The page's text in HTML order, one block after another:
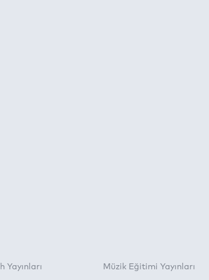
Yayınları Müzik Eğitimi Yayınları